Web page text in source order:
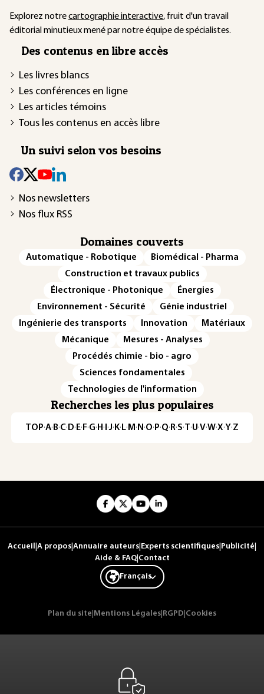
Explorez notrecartographie interactive, fruit d'un travail
éditorial minutieux mené par notre équipe de spécialistes.
Des contenus en libre accès
Les livres blancs
Les conférences en ligne
Les articles témoins
Tous les contenus en accès libre
Un suivi selon vos besoins
Nos newsletters
Nos flux RSS
Domaines couverts
Automatique - Robotique
Biomédical - Pharma
Construction et travaux publics
Électronique - Photonique
Énergies
Environnement - Sécurité
Génie industriel
Ingénierie des transports
Innovation
Matériaux
Mécanique
Mesures - Analyses
Procédés chimie - bio - agro
Sciences fondamentales
Technologies de l'information
Recherches les plus populaires
TOP·A·B·C· D· E· F·G· H · ·J· K· L· M · N ·O· P·Q· R·S·T·U·V·W·X·Y·Z
Accueil A propos Annuaire auteurs Experts scientifiques Publicité
Aide & FAQ| Contact
Français
Plan du site Mentions Légales RGPD Cookies